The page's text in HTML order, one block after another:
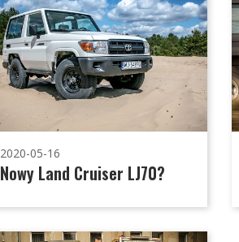
2020-05-16
Nowy Land Cruiser LJ70?